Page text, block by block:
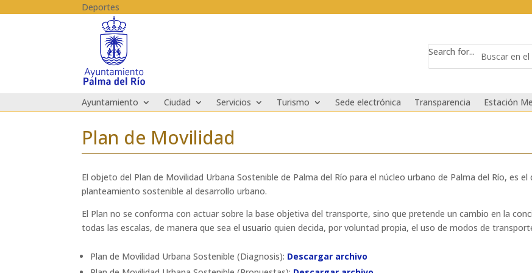
Deportes
Search for...
Ayuntamiento Ciudad Servicios Turismo Sede electrónica Transparencia Estación
Plan de Movilidad
El objeto del Plan de Movilidad Urbana Sostenible de Palma del Río para el núcleo urbano de Palma del Río, es
planteamiento sostenible al desarrollo urbano.
El Plan no se conforma con actuar sobre la base objetiva del transporte, sino que pretende un cambio en la
todas las escalas, de manera que sea el usuario quien decida, por voluntad propia, el uso de modos de
Plan de Movilidad Urbana Sostenible (Diagnosis): Descargar archivo